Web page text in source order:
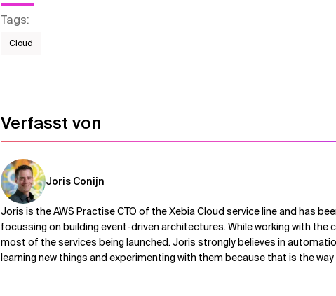
Tags:
Cloud
Verfasst von
Joris Conijn
Joris is the AWS Practise CTO of the Xebia Cloud service line and has
focussing on building event-driven architectures. While working with the
most of the services being launched. Joris strongly believes in
learning new things and experimenting with them because that is the way